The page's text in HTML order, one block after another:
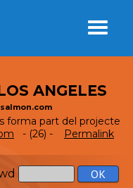
ANGELES
forma part del projecte
- (26) -
Permalink